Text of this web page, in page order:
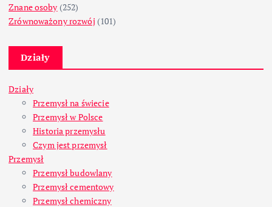
Znane osoby (252)
Zrównoważony rozwój (101)
Działy
Działy
Przemysł na świecie
Przemysł w Polsce
Historia przemysłu
Czym jest przemysł
Przemysł
Przemysł budowlany
Przemysł cementowy
Przemysł chemiczny